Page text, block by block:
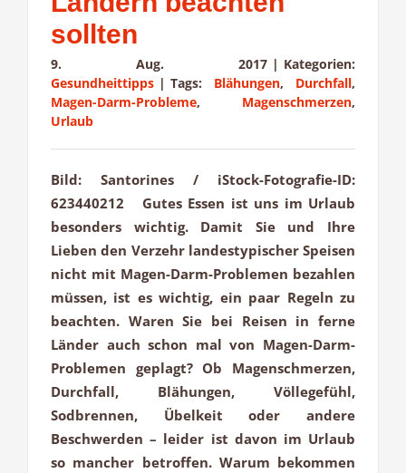
sollten
9. Aug. 2017 | Kategorien:
Gesundheittipps | Tags: Blähungen, Durchfall,
Magen-Darm-Probleme, Magenschmerzen,
Urlaub
Bild: Santorines / iStock-Fotografie-ID:
623440212 Gutes Essen ist uns im Urlaub
besonders wichtig. Damit Sie und Ihre
Lieben den Verzehr landestypischer Speisen
nicht mit Magen-Darm-Problemen bezahlen
müssen, ist es wichtig, ein paar Regeln zu
beachten. Waren Sie bei Reisen in ferne
Länder auch schon mal von Magen-Darm-
Problemen geplagt? Ob Magenschmerzen,
Durchfall, Blähungen, Völlegefühl,
Sodbrennen, Übelkeit oder andere
Beschwerden – leider ist davon im Urlaub
so mancher betroffen. Warum bekommen